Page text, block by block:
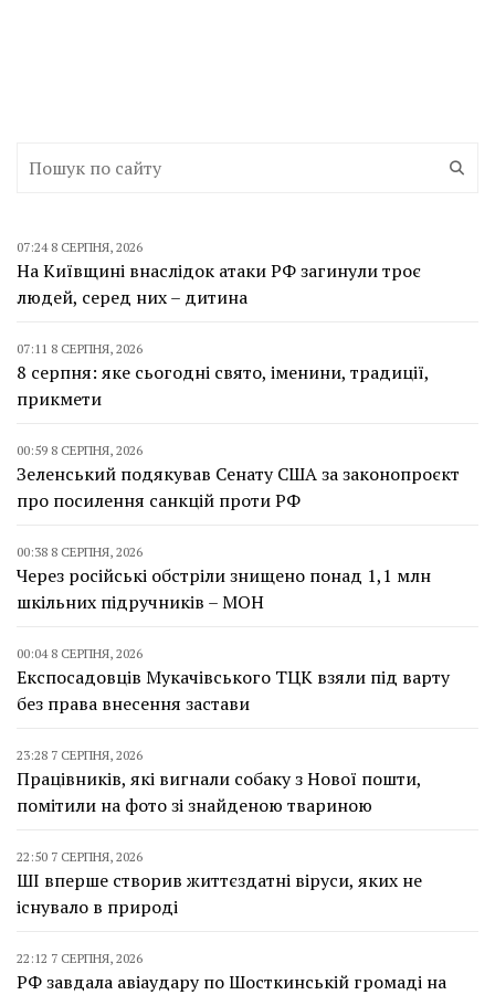
07:24 8 СЕРПНЯ, 2026
На Київщині внаслідок атаки РФ загинули троє
людей, серед них – дитина
07:11 8 СЕРПНЯ, 2026
8 серпня: яке сьогодні свято, іменини, традиції,
прикмети
00:59 8 СЕРПНЯ, 2026
Зеленський подякував Сенату США за законопроєкт
про посилення санкцій проти РФ
00:38 8 СЕРПНЯ, 2026
Через російські обстріли знищено понад 1,1 млн
шкільних підручників – МОН
00:04 8 СЕРПНЯ, 2026
Експосадовців Мукачівського ТЦК взяли під варту
без права внесення застави
23:28 7 СЕРПНЯ, 2026
Працівників, які вигнали собаку з Нової пошти,
помітили на фото зі знайденою твариною
22:50 7 СЕРПНЯ, 2026
ШІ вперше створив життєздатні віруси, яких не
існувало в природі
22:12 7 СЕРПНЯ, 2026
РФ завдала авіаудару по Шосткинській громаді на